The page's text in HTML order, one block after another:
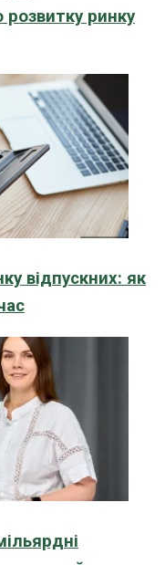
ринку
відпускних: як